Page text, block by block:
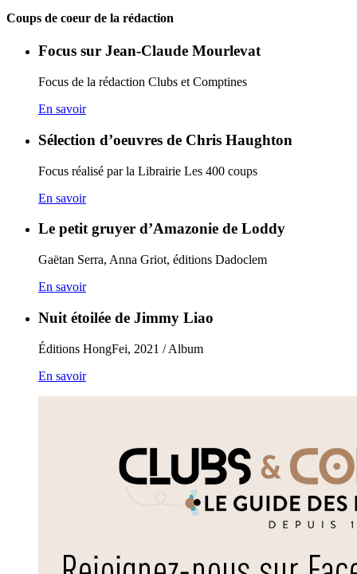
Coups de coeur de la rédaction
Focus sur Jean-Claude Mourlevat
Focus de la rédaction Clubs et Comptines
En savoir
Sélection d’oeuvres de Chris Haughton
Focus réalisé par la Librairie Les 400 coups
En savoir
Le petit gruyer d’Amazonie de Loddy
Gaëtan Serra, Anna Griot, éditions Dadoclem
En savoir
Nuit étoilée de Jimmy Liao
Éditions HongFei, 2021 / Album
En savoir